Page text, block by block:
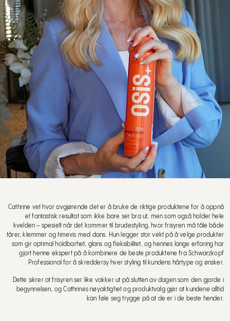
Cathrine vet hvor avgjørende det er å bruke de riktige produktene for å oppnå
et fantastisk resultat som ikke bare ser bra ut, men som også holder hele
kvelden – spesielt når det kommer til brudestyling, hvor frisyren må tåle både
tårer, klemmer og timevis med dans. Hun legger stor vekt på å velge produkter
som gir optimal holdbarhet, glans og fleksibilitet, og hennes lange erfaring har
gjort henne ekspert på å kombinere de beste produktene fra Schwarzkopf
Professional for å skreddersy hver styling til kundens hårtype og ønsker.
Dette sikrer at frisyren ser like vakker ut på slutten av dagen som den gjorde i
begynnelsen, og Cathrines nøyaktighet og produktvalg gjør at kundene alltid
kan føle seg trygge på at de er i de beste hender.